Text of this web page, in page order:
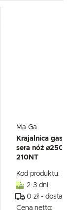
Ma-Ga
Krajalnica
sera nóż ⌀250
210NT
Kod produktu:
2-3 dni
0 zł -
Cena netto: